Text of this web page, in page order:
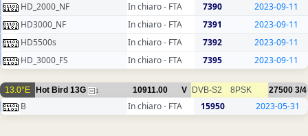
HD_2000_NF
In chiaro - FTA 7390
2023-09-11
HD3000_NF
In chiaro - FTA 7391
2023-09-11
HD5500s
In chiaro - FTA 7392
2023-09-11
HD_3000_FS
In chiaro - FTA 7395 2023-09-11
13.0°E Hot Bird 13G 1 10911.00 V DVB-S2 8PSK 27500 3/4
B In chiaro - FTA 15950 2023-05-31